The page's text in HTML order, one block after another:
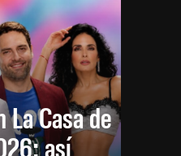
La Casa de
así